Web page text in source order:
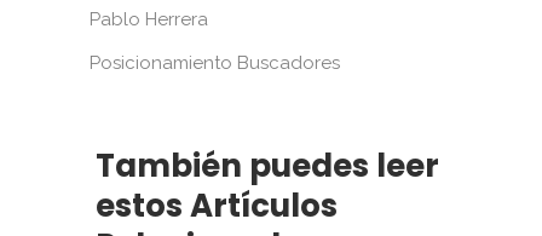
Pablo Herrera
Posicionamiento Buscadores
También puedes leer
estos Artículos